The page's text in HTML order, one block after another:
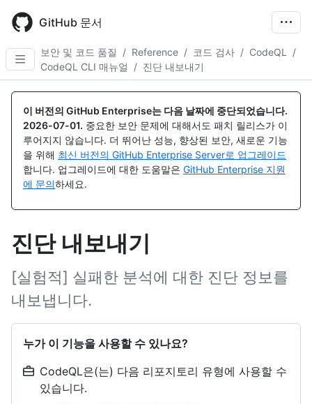
main
content
GitHub 문서
보안 및 코드 품질 / Reference / 코드 검사 / CodeQL
/
CodeQL CLI 매뉴얼
/ 진단 내보내기
이 버전의 GitHub Enterprise는 다음 날짜에 중단되었습니다.
2026-07-01. 중요한 보안 문제에 대해서도 패치 릴리스가 이
루어지지 않습니다. 더 뛰어난 성능, 향상된 보안, 새로운 기능
을 위해 최신 버전의 GitHub Enterprise Server로 업그레이드
합니다. 업그레이드에 대한 도움말은 GitHub Enterprise 지원
에 문의하세요.
진단 내보내기
[실험적] 실패한 분석에 대한 진단 정보를
내보냅니다.
누가 이 기능을 사용할 수 있나요?
CodeQL은(는) 다음 리포지토리 유형에 사용할 수
있습니다.